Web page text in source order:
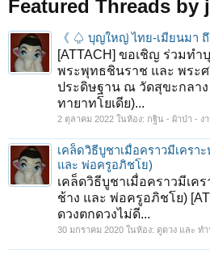
Featured Threads
《 ♤ บุญใหญ่ ไทย-เมียนมา ถึ
[ATTACH] ขอเชิญ ร่วมท
พระพุทธชินราช และ พระศ
ประดิษฐาน ณ วัดสุขะกลา
ทายาทโยเดีย)...
2 ตุลาคม 2022 ในห้อง: กฐิน - ผ้าป่า - ง
เคล็ดวิธีบูชาเมื่อคราวมีเครา
และ พ่อครูอภิชโย)
เคล็ดวิธีบูชาเมื่อคราวมีเค
ช้าง และ พ่อครูอภิชโย)
ดวงตกดวงไม่ดี...
30 มกราคม 2020 ในห้อง: ดูดวง และ ท